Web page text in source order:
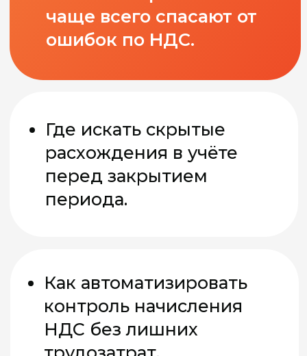
практично и без воды!